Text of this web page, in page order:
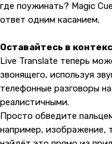
где поужинать? Magic
ответ одним касанием.
Оставайтесь в
Live Translate теперь
звонящего, используя
телефонные разговоры
реалистичными.
Просто обведите
например, изображение,